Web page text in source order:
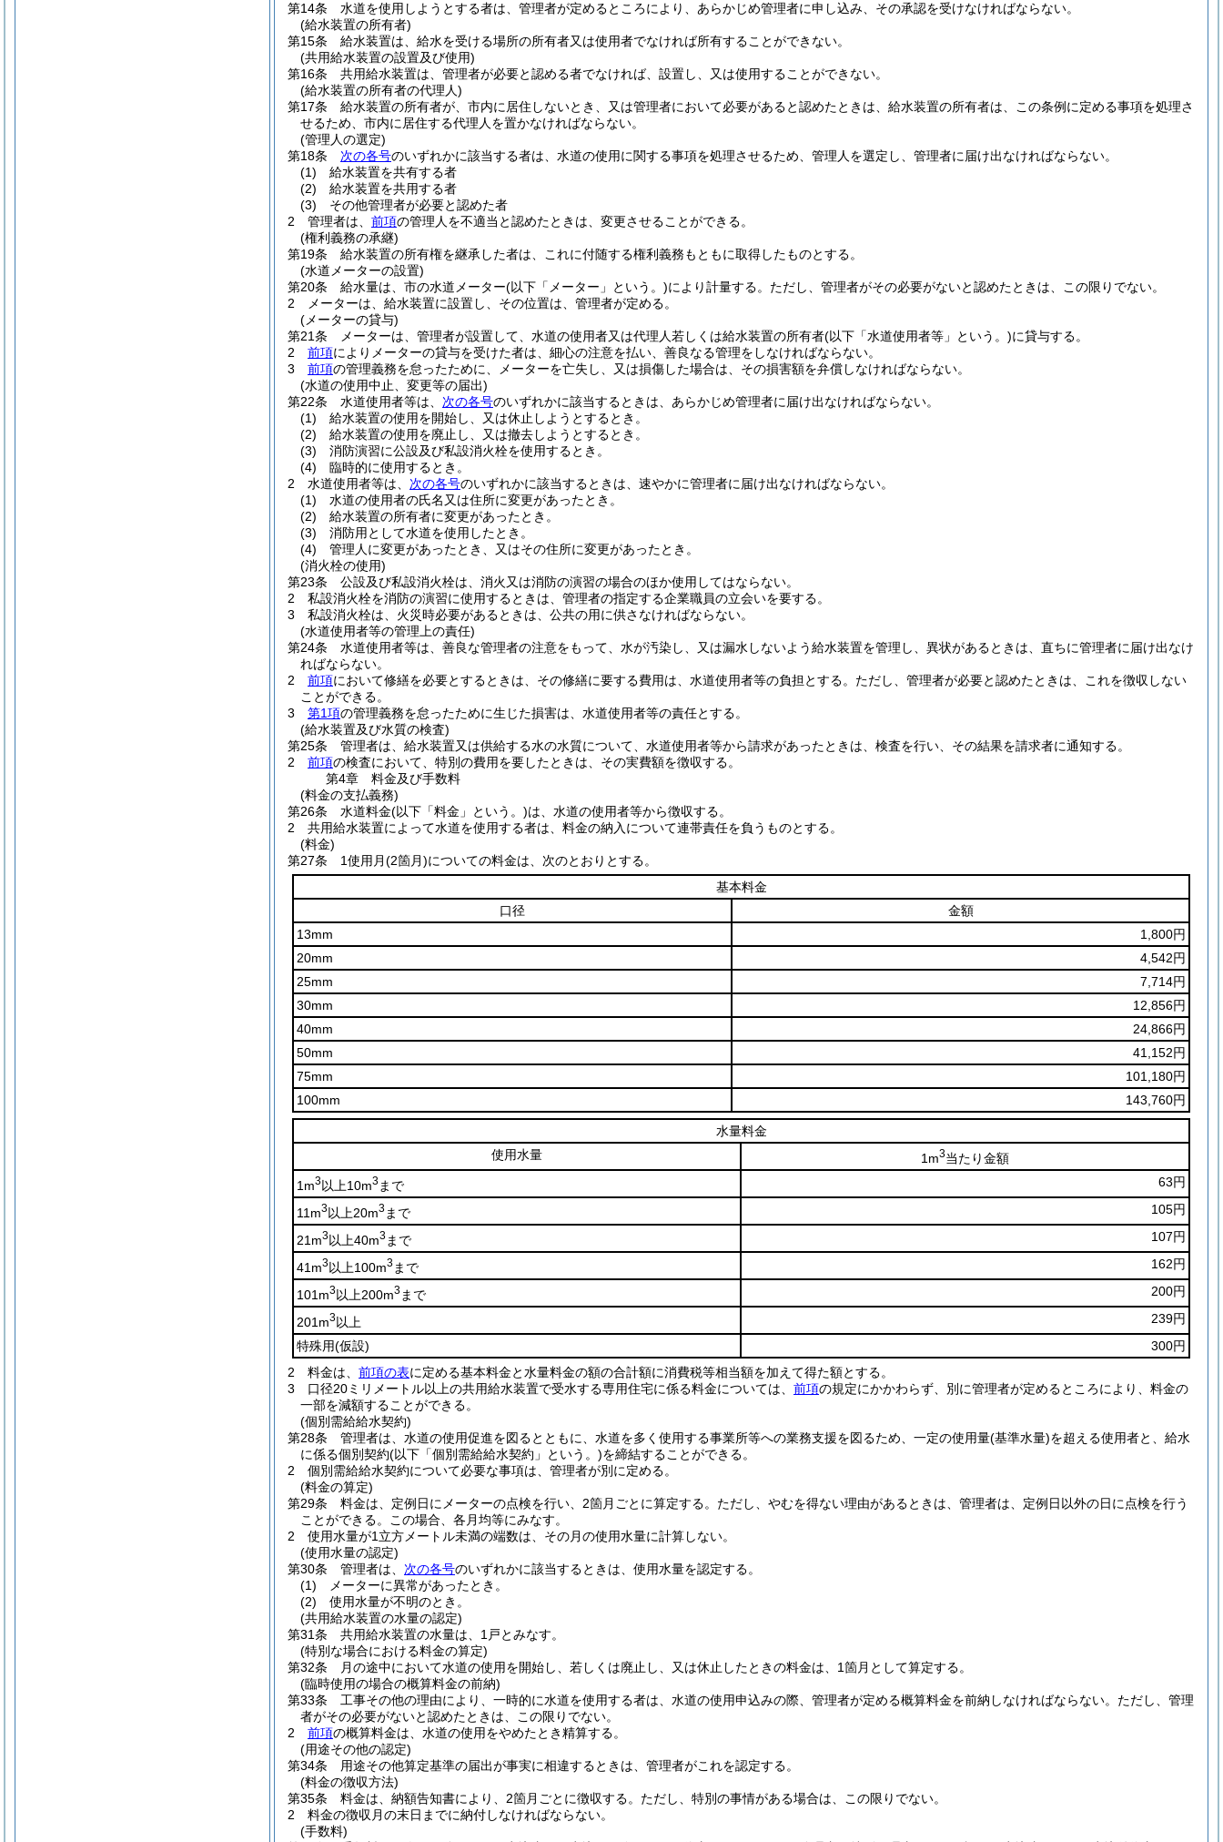
第14条
水道を使用しようとする者は、管理者が定めるところにより、あらかじめ管理者に申し込み、その承認を受けなければならない。
(給水装置の所有者)
第15条
給水装置は、給水を受ける場所の所有者又は使用者でなければ所有することができない。
(共用給水装置の設置及び使用)
第16条
共用給水装置は、管理者が必要と認める者でなければ、設置し、又は使用することができない。
(給水装置の所有者の代理人)
第17条
給水装置の所有者が、市内に居住しないとき、又は管理者において必要があると認めたときは、給水装置の所有者は、この条例に定める事項を処理さ
せるため、市内に居住する代理人を置かなければならない。
(管理人の選定)
第18条
次の各号のいずれかに該当する者は、水道の使用に関する事項を処理させるため、管理人を選定し、管理者に届け出なければならない。
(1)
給水装置を共有する者
(2)
給水装置を共用する者
(3)
その他管理者が必要と認めた者
2
管理者は、 前項の管理人を不適当と認めたときは、変更させることができる。
(権利義務の承継)
第19条
給水装置の所有権を継承した者は、これに付随する権利義務もともに取得したものとする。
(水道メーターの設置)
第20条
給水量は、市の水道メーター(以下「メーター」という。)により計量する。 ただし、管理者がその必要がないと認めたときは、この限りでない。
2
メーターは、給水装置に設置し、その位置は、管理者が定める。
(メーターの貸与)
第21条
メーターは、管理者が設置して、水道の使用者又は代理人若しくは給水装置の所有者(以下「水道使用者等」という。)に貸与する。
2
前項によりメーターの貸与を受けた者は、細心の注意を払い、善良なる管理をしなければならない。
3
前項の管理義務を怠ったために、メーターを亡失し、又は損傷した場合は、その損害額を弁償しなければならない。
(水道の使用中止、変更等の届出)
第22条
水道使用者等は、 次の各号のいずれかに該当するときは、あらかじめ管理者に届け出なければならない。
(1)
給水装置の使用を開始し、又は休止しようとするとき。
(2)
給水装置の使用を廃止し、又は撤去しようとするとき。
(3)
消防演習に公設及び私設消火栓を使用するとき。
(4)
臨時的に使用するとき。
2
水道使用者等は、 次の各号のいずれかに該当するときは、速やかに管理者に届け出なければならない。
(1)
水道の使用者の氏名又は住所に変更があったとき。
(2)
給水装置の所有者に変更があったとき。
(3)
消防用として水道を使用したとき。
(4)
管理人に変更があったとき、又はその住所に変更があったとき。
(消火栓の使用)
第23条
公設及び私設消火栓は、消火又は消防の演習の場合のほか使用してはならない。
2
私設消火栓を消防の演習に使用するときは、管理者の指定する企業職員の立会いを要する。
3
私設消火栓は、火災時必要があるときは、公共の用に供さなければならない。
(水道使用者等の管理上の責任)
第24条
水道使用者等は、善良な管理者の注意をもって、水が汚染し、又は漏水しないよう給水装置を管理し、異状があるときは、直ちに管理者に届け出なけ
ればならない。
2
前項において修繕を必要とするときは、その修繕に要する費用は、水道使用者等の負担とする。 ただし、管理者が必要と認めたときは、これを徴収しない
ことができる。
3
第1項の管理義務を怠ったために生じた損害は、水道使用者等の責任とする。
(給水装置及び水質の検査)
第25条
管理者は、給水装置又は供給する水の水質について、水道使用者等から請求があったときは、検査を行い、その結果を請求者に通知する。
2
前項の検査において、特別の費用を要したときは、その実費額を徴収する。
第4章
料金及び手数料
(料金の支払義務)
第26条
水道料金(以下「料金」という。)は、水道の使用者等から徴収する。
2
共用給水装置によって水道を使用する者は、料金の納入について連帯責任を負うものとする。
(料金)
第27条
1使用月(2箇月)についての料金は、次のとおりとする。
基本料金
口径
金額
13mm
1,800円
20mm
4,542円
25mm
7,714円
30mm
12,856円
40mm
24,866円
50mm
41,152円
75mm
101,180円
100mm
143,760円
水量料金
使用水量
1m3当たり金額
1m3以上10m3 まで 63円
11m3以上20m3 まで 105円
21m3以上40m3 まで 107円
41m3以上100m3 まで 162円
101m3以上200m3 まで 200円
201m3以上
239円
特殊用(仮設)
300円
2
料金は、 前項の表に定める基本料金と水量料金の額の合計額に消費税等相当額を加えて得た額とする。
3
口径20ミリメートル以上の共用給水装置で受水する専用住宅に係る料金については、 前項の規定にかかわらず、別に管理者が定めるところにより、料金の
一部を減額することができる。
(個別需給給水契約)
第28条
管理者は、水道の使用促進を図るとともに、水道を多く使用する事業所等への業務支援を図るため、一定の使用量(基準水量)を超える使用者と、給水
に係る個別契約(以下「個別需給給水契約」という。)を締結することができる。
2
個別需給給水契約について必要な事項は、管理者が別に定める。
(料金の算定)
第29条
料金は、定例日にメーターの点検を行い、2箇月ごとに算定する。 ただし、やむを得ない理由があるときは、管理者は、定例日以外の日に点検を行う
ことができる。
この場合、各月均等にみなす。
2
使用水量が1立方メートル未満の端数は、その月の使用水量に計算しない。
(使用水量の認定)
第30条
管理者は、 次の各号のいずれかに該当するときは、使用水量を認定する。
(1)
メーターに異常があったとき。
(2)
使用水量が不明のとき。
(共用給水装置の水量の認定)
第31条
共用給水装置の水量は、1戸とみなす。
(特別な場合における料金の算定)
第32条
月の途中において水道の使用を開始し、若しくは廃止し、又は休止したときの料金は、1箇月として算定する。
(臨時使用の場合の概算料金の前納)
第33条
工事その他の理由により、一時的に水道を使用する者は、水道の使用申込みの際、管理者が定める概算料金を前納しなければならない。 ただし、管理
者がその必要がないと認めたときは、この限りでない。
2
前項の概算料金は、水道の使用をやめたとき精算する。
(用途その他の認定)
第34条
用途その他算定基準の届出が事実に相違するときは、管理者がこれを認定する。
(料金の徴収方法)
第35条
料金は、納額告知書により、2箇月ごとに徴収する。 ただし、特別の事情がある場合は、この限りでない。
2
料金の徴収月の末日までに納付しなければならない。
(手数料)